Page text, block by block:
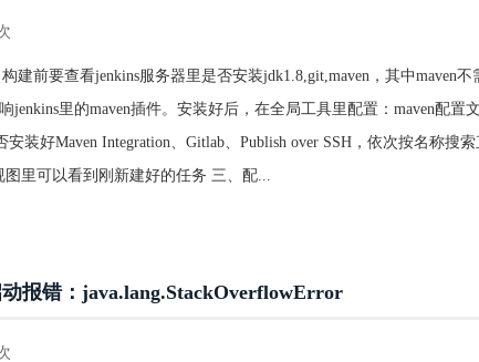
建前要查看jenkins服务器里是否安装jdk1.8,git,maven，其中maven不
里的maven插件。安装好后，在全局工具里配置：maven配置文
安装好Maven Integration、Gitlab、Publish over SSH，依次按名称搜
里可以看到刚新建好的任务 三、配...
报错：java.lang.StackOverflowError